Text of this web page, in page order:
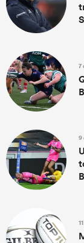
7
9